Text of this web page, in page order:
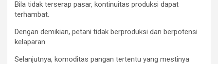
Bila tidak terserap pasar, kontinuitas produksi dapat
terhambat.
Dengan demikian, petani tidak berproduksi dan berpotensi
kelaparan.
Selanjutnya, komoditas pangan tertentu yang mestinya